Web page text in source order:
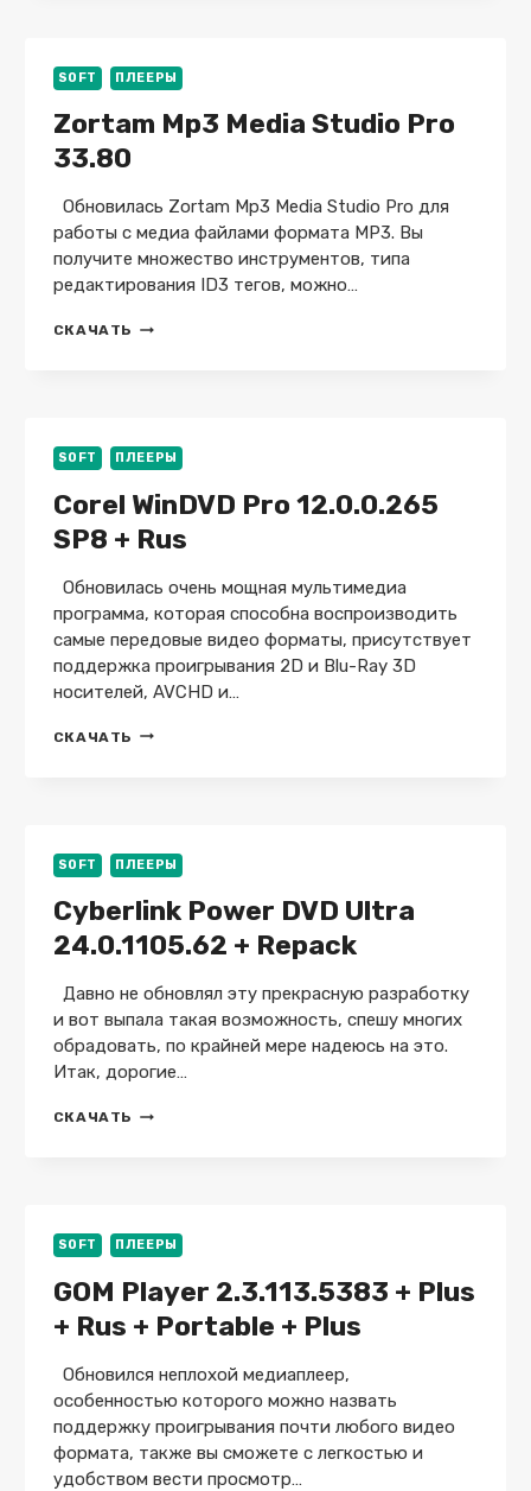
+
REPACK
SOFT ПЛЕЕРЫ
Zortam Mp3 Media Studio Pro
33.80
Обновилась Zortam Mp3 Media Studio Pro для
работы с медиа файлами формата MP3. Вы
получите множество инструментов, типа
редактирования ID3 тегов, можно…
СКАЧАТЬ ZORTAM
SOFT ПЛЕЕРЫ
Corel WinDVD Pro 12.0.0.265
SP8 + Rus
Обновилась очень мощная мультимедиа
программа, которая способна воспроизводить
самые передовые видео форматы, присутствует
поддержка проигрывания 2D и Blu-Ray 3D
носителей, AVCHD и…
СКАЧАТЬ COREL
RUS
SOFT ПЛЕЕРЫ
Cyberlink Power DVD Ultra
24.0.1105.62 + Repack
Давно не обновлял эту прекрасную разработку
и вот выпала такая возможность, спешу многих
обрадовать, по крайней мере надеюсь на это.
Итак, дорогие…
СКАЧАТЬ CYBERLINK
REPACK
SOFT ПЛЕЕРЫ
GOM Player 2.3.113.5383 + Plus
+ Rus + Portable + Plus
Обновился неплохой медиаплеер,
особенностью которого можно назвать
поддержку проигрывания почти любого видео
формата, также вы сможете с легкостью и
удобством вести просмотр…